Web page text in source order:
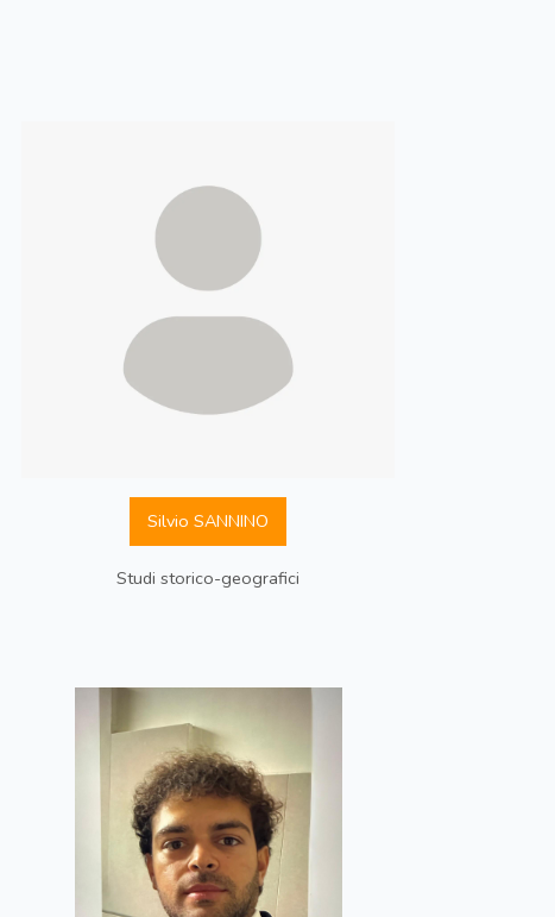
Silvio SANNINO
Studi storico-geografici